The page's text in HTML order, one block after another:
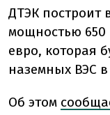
ДТЭК построит
мощностью 650
евро, которая
наземных ВЭС
Об этом